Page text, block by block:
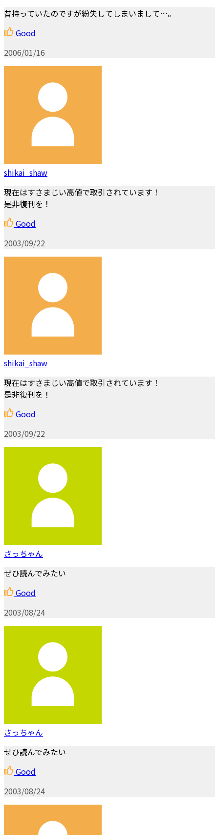
昔持っていたのですが紛失してしまいまして…。
Good
2006/01/16
shikai_shaw
現在はすさまじい高値で取引されています！
是非復刊を！
Good
2003/09/22
shikai_shaw
現在はすさまじい高値で取引されています！
是非復刊を！
Good
2003/09/22
さっちゃん
ぜひ読んでみたい
Good
2003/08/24
さっちゃん
ぜひ読んでみたい
Good
2003/08/24